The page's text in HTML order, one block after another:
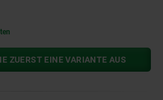
ZUERST EINE VARIANTE AUS